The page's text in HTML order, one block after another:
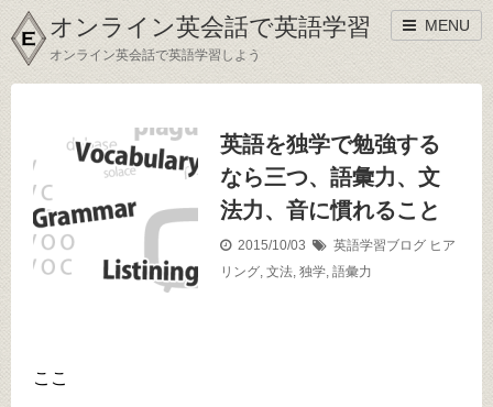
オンライン英会話で英語学習
オンライン英会話で英語学習しよう
MENU
英語を独学で勉強する
なら三つ、語彙力、文
法力、音に慣れること
2015/10/03 英語学習ブログ ヒア
リング, 文法, 独学, 語彙力
ここ